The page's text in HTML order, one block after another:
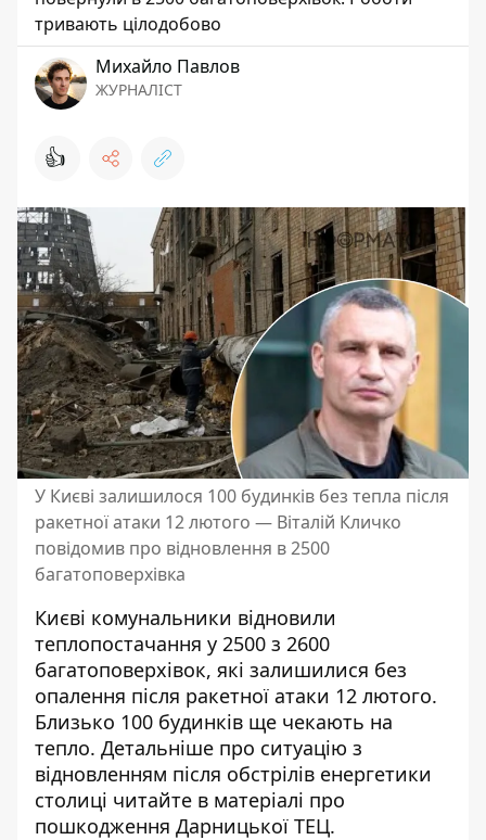
тривають цілодобово
Михайло Павлов
ЖУРНАЛІСТ
👍
У Києві залишилося 100 будинків без тепла після
ракетної атаки 12 лютого — Віталій Кличко
повідомив про відновлення в 2500
багатоповерхівка
Києві комунальники відновили
теплопостачання у 2500 з 2600
багатоповерхівок, які залишилися без
опалення після ракетної атаки 12 лютого.
Близько 100 будинків ще чекають на
тепло. Детальніше про ситуацію з
відновленням після обстрілів енергетики
столиці читайте в матеріалі про
пошкодження Дарницької ТЕЦ.